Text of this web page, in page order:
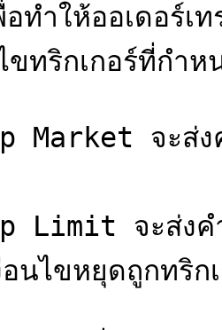
อทำให้ออเดอร์
ขทริกเกอร์ที่กำห
จะส่งค
Limit จะส่งคำ
อนไขหยุดถูกทริก